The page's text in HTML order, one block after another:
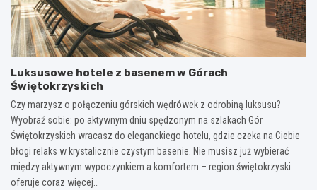
Luksusowe hotele z basenem w Górach
Świętokrzyskich
Czy marzysz o połączeniu górskich wędrówek z odrobiną luksusu?
Wyobraź sobie: po aktywnym dniu spędzonym na szlakach Gór
Świętokrzyskich wracasz do eleganckiego hotelu, gdzie czeka na Ciebie
błogi relaks w krystalicznie czystym basenie. Nie musisz już wybierać
między aktywnym wypoczynkiem a komfortem – region świętokrzyski
oferuje coraz więcej…